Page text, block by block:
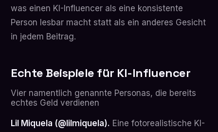
was einen KI-Influencer als eine konsistente
Person lesbar macht statt als ein anderes Gesicht
in jedem Beitrag.
Echte Beispiele für KI-Influencer
Vier namentlich genannte Personas, die bereits
echtes Geld verdienen
Lil Miquela (@lilmiquela). Eine fotorealistische KI-